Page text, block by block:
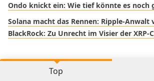
Ondo knickt ein: Wie tief könnte es noch
Solana macht das Rennen: Ripple-
BlackRock: Zu Unrecht im Visier der XRP-
Top